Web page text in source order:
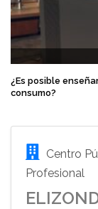
¿Es posible
consumo?
Centro
Profesional